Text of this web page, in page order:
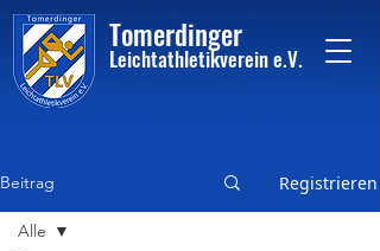
Tomerdinger
Leichtathletikvereine.V.
Beitrag Registrieren
Alle